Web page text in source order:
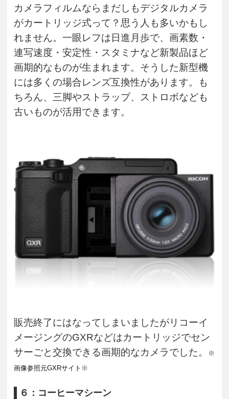
カメラフィルムならまだしもデジタルカメラ
がカートリッジ式って？思う人も多いかもし
れません。一眼レフは日進月歩で、画素数・
連写速度・安定性・スタミナなど新製品ほど
画期的なものが生まれます。そうした新型機
には多くの場合レンズ互換性があります。も
ちろん、三脚やストラップ、ストロボなども
古いものが活用できます。
販売終了にはなってしまいましたがリコーイ
メージングのGXRなどはカートリッジでセン
サーごと交換できる画期的なカメラでした。
※
画像参照元GXRサイト ※
６：コーヒーマシーン